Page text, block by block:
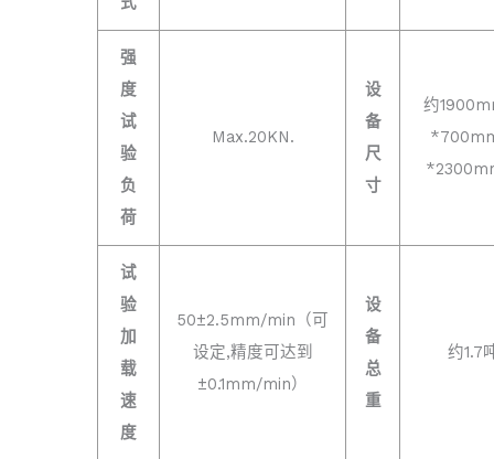
强
度
试
验
负
荷
Max.20KN.
设
备
尺
寸
约
试
验
加
载
速
度
50±2.5mm/min（可
设定,精度可达到
±0.1mm/min）
设
备
总
重
约1.7